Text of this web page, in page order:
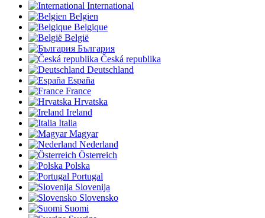
International
Belgien
Belgique
België
България
Česká republika
Deutschland
España
France
Hrvatska
Ireland
Italia
Magyar
Nederland
Österreich
Polska
Portugal
Slovenija
Slovensko
Suomi